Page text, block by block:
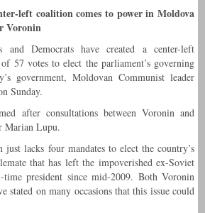
left coalition comes to power in Moldova
Voronin
and Democrats have created a center-left
57 votes to elect the parliament’s governing
government, Moldovan Communist leader
Sunday.
after consultations between Voronin and
Marian Lupu.
lacks four mandates to elect the country’s
that has left the impoverished ex-Soviet
president since mid-2009. Both Voronin
stated on many occasions that this issue could